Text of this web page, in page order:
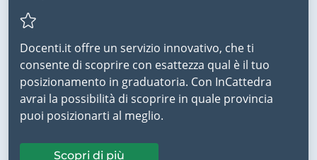
Docenti.it offre un servizio innovativo, che ti
consente di scoprire con esattezza qual è il tuo
posizionamento in graduatoria. Con InCattedra
avrai la possibilità di scoprire in quale provincia
puoi posizionarti al meglio.
Scopri di più